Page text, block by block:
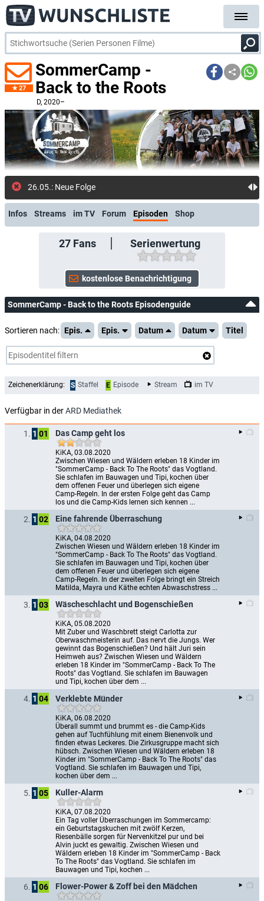
27
SommerCamp -
Back to the Roots
D, 2020–
26.05.: Neue Folge: Folge
Infos Streams im TV Forum Episoden Shop
27Fans Serienwertung
SommerCamp - Back to the Roots Episodenguide
Sortieren nach: Epis. Epis. Datum Datum Titel
Zeichenerklärung: S Staffel E Episode Stream im TV
Verfügbar in derARD Mediathek
1. 1 01 Das Camp geht los
KiKA, 03.08.2020
Zwischen Wiesen und Wäldern erleben 18 Kinder im
"SommerCamp - Back To The Roots" das Vogtland.
Sie schlafen im Bauwagen und Tipi, kochen über
dem offenen Feuer und überlegen sich eigene
Camp-Regeln. In der ersten Folge geht das Camp
los und die Camp-Kids lernen sich kennen ...
2. 1 02 Eine fahrende Überraschung
KiKA, 04.08.2020
Zwischen Wiesen und Wäldern erleben 18 Kinder im
"SommerCamp - Back To The Roots" das Vogtland.
Sie schlafen im Bauwagen und Tipi, kochen über
dem offenen Feuer und überlegen sich eigene
Camp-Regeln. In der zweiten Folge bringt ein Streich
Matilda, Mayra und Käthe echten Abwaschstress ...
3. 1 03 Wäscheschlacht und Bogenschießen
KiKA, 05.08.2020
Mit Zuber und Waschbrett steigt Carlotta zur
Oberwaschmeisterin auf. Das nervt die Jungs. Wer
gewinnt das Bogenschießen? Und hält Juri sein
Heimweh aus? Zwischen Wiesen und Wäldern
erleben 18 Kinder im "SommerCamp - Back To The
Roots" das Vogtland. Sie schlafen im Bauwagen
und Tipi, kochen über dem ...
4. 1 04 Verklebte Münder
KiKA, 06.08.2020
Überall summt und brummt es - die Camp-Kids
gehen auf Tuchfühlung mit einem Bienenvolk und
finden etwas Leckeres. Die Zirkusgruppe macht sich
hübsch. Zwischen Wiesen und Wäldern erleben 18
Kinder im "SommerCamp - Back To The Roots" das
Vogtland. Sie schlafen im Bauwagen und Tipi,
kochen über dem ...
5. 1 05 Kuller-Alarm
KiKA, 07.08.2020
Ein Tag voller Überraschungen im Sommercamp:
ein Geburtstagskuchen mit zwölf Kerzen,
Riesenbälle sorgen für Nervenkitzel pur und bei
Alvin juckt es gewaltig. Zwischen Wiesen und
Wäldern erleben 18 Kinder im "SommerCamp - Back
To The Roots" das Vogtland. Sie schlafen im
Bauwagen und Tipi, kochen ...
6. 1 06 Flower-Power & Zoff bei den Mädchen